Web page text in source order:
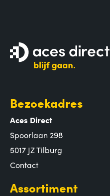
Bezoekadres
Aces Direct
Spoorlaan 298
5017 JZ Tilburg
Contact
Assortiment